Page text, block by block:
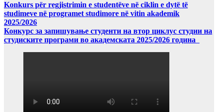
Konkurs për regjistrimin e studentëve në ciklin e dytë të
studimeve në programet studimore në vitin akademik
2025/2026
Конкурс за запишување студенти на втор циклус студии на
студиските програми во академската 2025/2026 година